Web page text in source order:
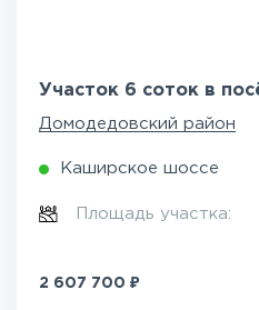
Участок 6 соток в
Домодедовский район
Каширское шоссе
Площадь участка:
2 607 700 ₽